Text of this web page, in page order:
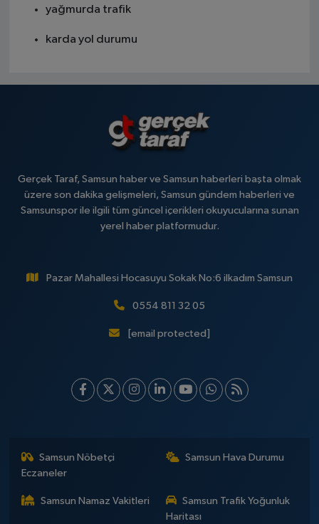
yağmurda trafik
karda yol durumu
Gerçek Taraf, Samsun haber ve Samsun haberleri başta olmak
üzere son dakika gelişmeleri, Samsun gündem haberleri ve
Samsunspor ile ilgili tüm güncel içerikleri okuyucularına sunan
yerel haber platformudur.
Pazar Mahallesi Hocasuyu Sokak No:6 ilkadım Samsun
0554 811 32 05
[email protected]
Samsun Nöbetçi
Eczaneler
Samsun Hava Durumu
Samsun Namaz Vakitleri
Samsun Trafik Yoğunluk
Haritası